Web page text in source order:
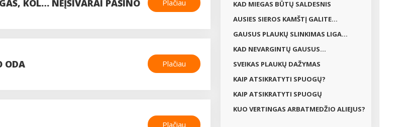
KOL… NEĮSIVARAI PAŠINO Plačiau
ODA Plačiau
Plačiau
KAD MIEGAS BŪTŲ SALDESNIS
AUSIES SIEROS KAMŠTĮ GALITE...
GAUSUS PLAUKŲ SLINKIMAS LIGA...
KAD NEVARGINTŲ GAUSUS...
SVEIKAS PLAUKŲ DAŽYMAS
KAIP ATSIKRATYTI SPUOGŲ?
KAIP ATSIKRATYTI SPUOGŲ
KUO VERTINGAS ARBATMEDŽIO ALIEJUS?